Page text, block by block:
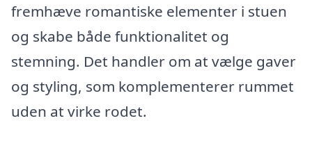
fremhæve romantiske elementer i stuen
og skabe både funktionalitet og
stemning. Det handler om at vælge gaver
og styling, som komplementerer rummet
uden at virke rodet.